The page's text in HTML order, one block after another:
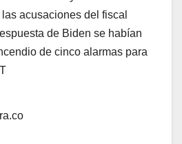
acusaciones del fiscal
de Biden se habían
de cinco alarmas para